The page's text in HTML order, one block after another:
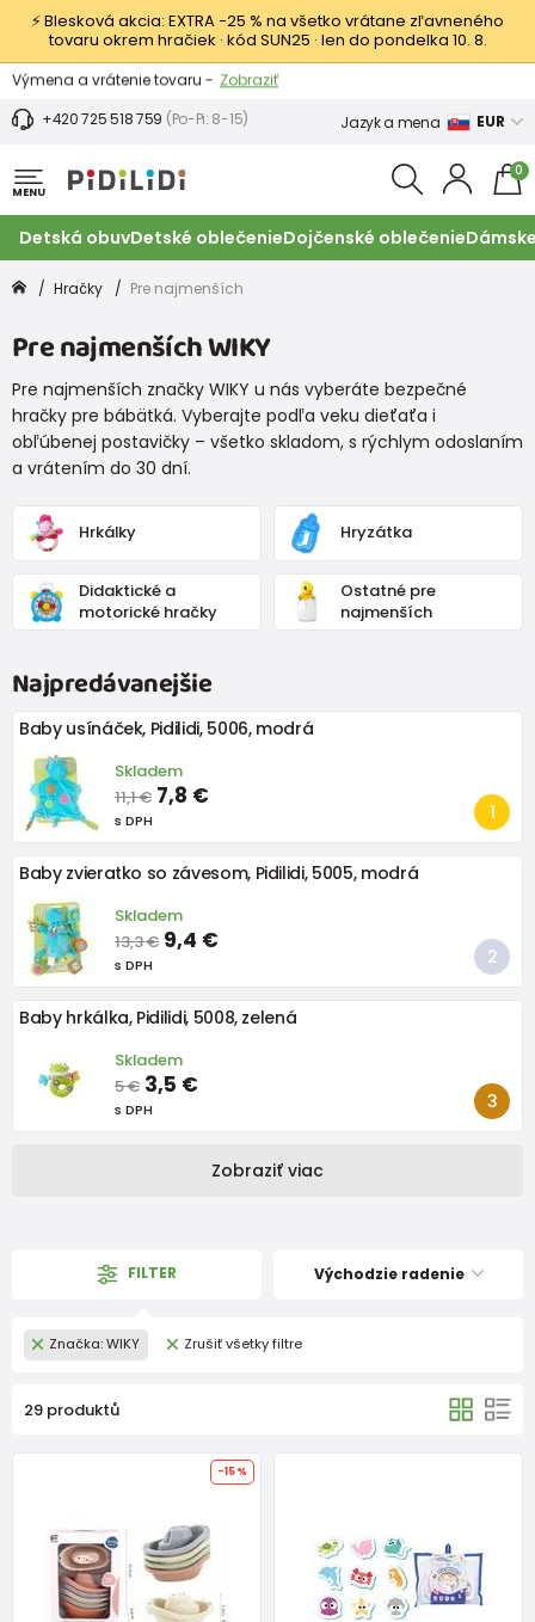
⚡ Blesková akcia: EXTRA −25 % na všetko vrátane zľavneného
tovaru okrem hračiek · kód SUN25 · len do pondelka 10. 8.
Výmena a vrátenie tovaru - Zobraziť
Zľava 3,80 EUR na prvý nákup - Podmienky
+420 725 518 759 (Po-Pi: 8-15) Jazyk a mena EUR
MENU
0
Detská obuvDetské oblečenieDojčenské oblečenie
Hračky Pre najmenších
Pre najmenších WIKY
Pre najmenších značky WIKY u nás vyberáte bezpečné
hračky pre bábätká. Vyberajte podľa veku dieťaťa i
obľúbenej postavičky – všetko skladom, s rýchlym odoslaním
a vrátením do 30 dní.
Hrkálky Hryzátka
Didaktické a
motorické hračky
Ostatné pre
najmenších
Najpredávanejšie
Baby usínáček, Pidilidi, 5006, modrá
Skladem
11,1 € 7,8 €
s DPH
Baby zvieratko so závesom, Pidilidi, 5005, modrá
Skladem
13,3 € 9,4 €
s DPH
Baby hrkálka, Pidilidi, 5008, zelená
Skladem
5 € 3,5 €
s DPH
Zobraziť viac
FILTER Východzie radenie
Značka: WIKY Zrušiť všetky filtre
29 produktů
-15%